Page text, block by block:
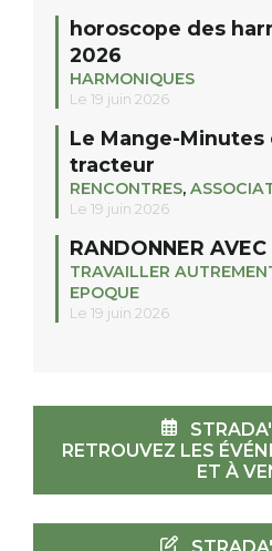
horoscope des
2026
HARMONIQUES
Le 19 juin 2026
Le Mange-
tracteur
RENCONTRES,
Le 19 juin 2026
RANDONNER AVEC
TRAVAILLER
EPOQUE
Le 19 juin 2026
RETROUVEZ LES
ET À